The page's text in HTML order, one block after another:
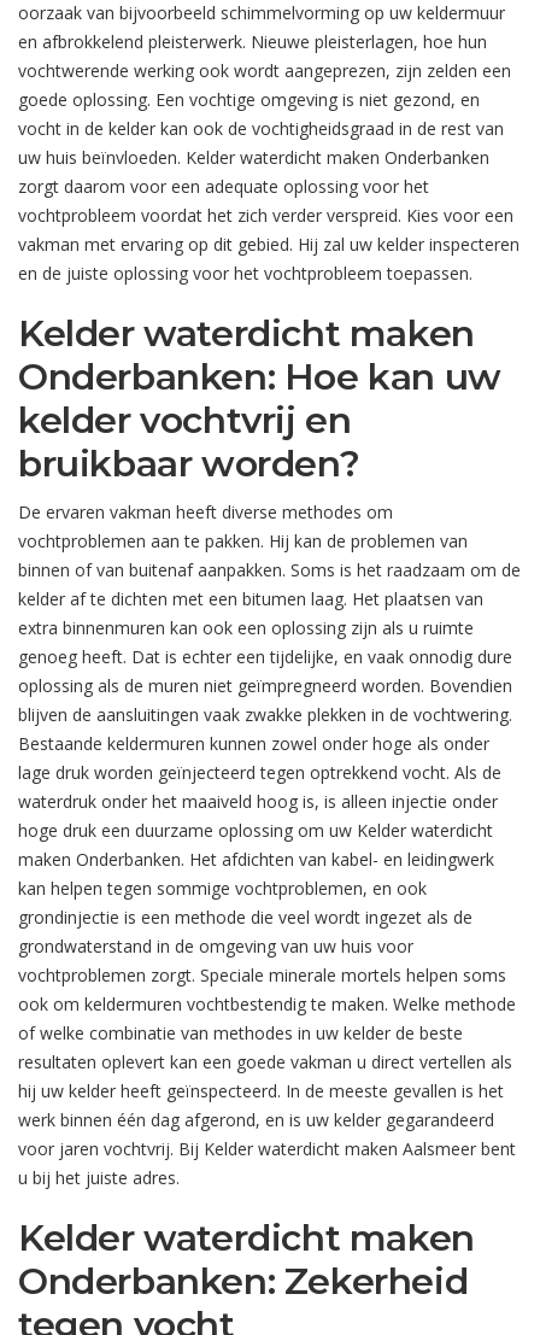
oorzaak van bijvoorbeeld schimmelvorming op uw keldermuur
en afbrokkelend pleisterwerk. Nieuwe pleisterlagen, hoe hun
vochtwerende werking ook wordt aangeprezen, zijn zelden een
goede oplossing. Een vochtige omgeving is niet gezond, en
vocht in de kelder kan ook de vochtigheidsgraad in de rest van
uw huis beïnvloeden. Kelder waterdicht maken Onderbanken
zorgt daarom voor een adequate oplossing voor het
vochtprobleem voordat het zich verder verspreid. Kies voor een
vakman met ervaring op dit gebied. Hij zal uw kelder inspecteren
en de juiste oplossing voor het vochtprobleem toepassen.
Kelder waterdicht maken
Onderbanken: Hoe kan uw
kelder vochtvrij en
bruikbaar worden?
De ervaren vakman heeft diverse methodes om
vochtproblemen aan te pakken. Hij kan de problemen van
binnen of van buitenaf aanpakken. Soms is het raadzaam om de
kelder af te dichten met een bitumen laag. Het plaatsen van
extra binnenmuren kan ook een oplossing zijn als u ruimte
genoeg heeft. Dat is echter een tijdelijke, en vaak onnodig dure
oplossing als de muren niet geïmpregneerd worden. Bovendien
blijven de aansluitingen vaak zwakke plekken in de vochtwering.
Bestaande keldermuren kunnen zowel onder hoge als onder
lage druk worden geïnjecteerd tegen optrekkend vocht. Als de
waterdruk onder het maaiveld hoog is, is alleen injectie onder
hoge druk een duurzame oplossing om uw Kelder waterdicht
maken Onderbanken. Het afdichten van kabel- en leidingwerk
kan helpen tegen sommige vochtproblemen, en ook
grondinjectie is een methode die veel wordt ingezet als de
grondwaterstand in de omgeving van uw huis voor
vochtproblemen zorgt. Speciale minerale mortels helpen soms
ook om keldermuren vochtbestendig te maken. Welke methode
of welke combinatie van methodes in uw kelder de beste
resultaten oplevert kan een goede vakman u direct vertellen als
hij uw kelder heeft geïnspecteerd. In de meeste gevallen is het
werk binnen één dag afgerond, en is uw kelder gegarandeerd
voor jaren vochtvrij. Bij Kelder waterdicht maken Aalsmeer bent
u bij het juiste adres.
Kelder waterdicht maken
Onderbanken: Zekerheid
tegen vocht